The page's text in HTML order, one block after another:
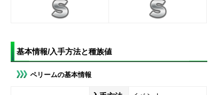
基本情報/入手方法と種族値
ペリームの基本情報